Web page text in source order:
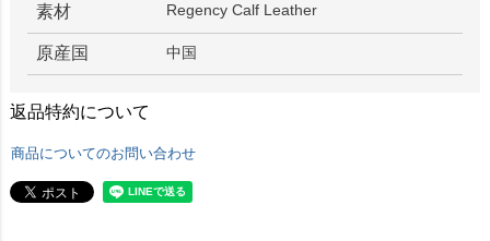
素材 Regency Calf Leather
原産国 中国
返品特約について
商品についてのお問い合わせ